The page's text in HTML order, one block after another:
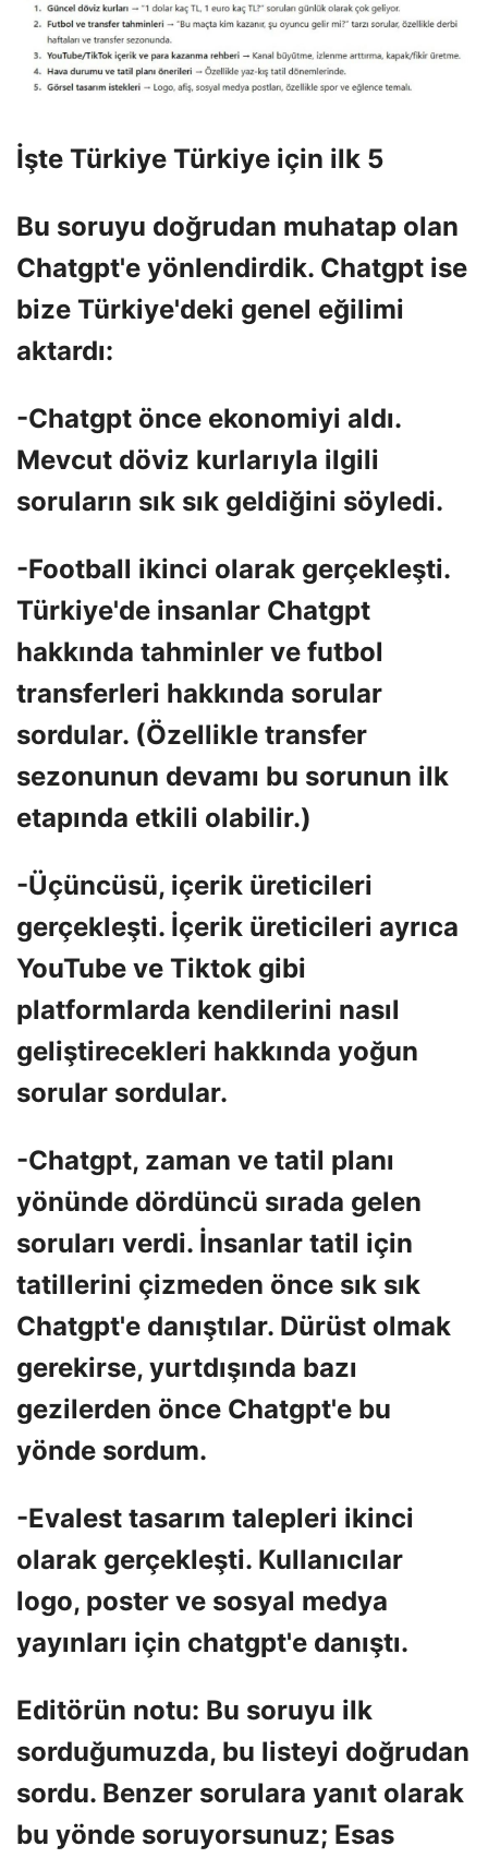
İşte Türkiye Türkiye için ilk 5
Bu soruyu doğrudan muhatap olan
Chatgpt'e yönlendirdik. Chatgpt ise
bize Türkiye'deki genel eğilimi
aktardı:
-Chatgpt önce ekonomiyi aldı.
Mevcut döviz kurlarıyla ilgili
soruların sık sık geldiğini söyledi.
-Football ikinci olarak gerçekleşti.
Türkiye'de insanlar Chatgpt
hakkında tahminler ve futbol
transferleri hakkında sorular
sordular. (Özellikle transfer
sezonunun devamı bu sorunun ilk
etapında etkili olabilir.)
-Üçüncüsü, içerik üreticileri
gerçekleşti. İçerik üreticileri ayrıca
YouTube ve Tiktok gibi
platformlarda kendilerini nasıl
geliştirecekleri hakkında yoğun
sorular sordular.
-Chatgpt, zaman ve tatil planı
yönünde dördüncü sırada gelen
soruları verdi. İnsanlar tatil için
tatillerini çizmeden önce sık sık
Chatgpt'e danıştılar. Dürüst olmak
gerekirse, yurtdışında bazı
gezilerden önce Chatgpt'e bu
yönde sordum.
-Evalest tasarım talepleri ikinci
olarak gerçekleşti. Kullanıcılar
logo, poster ve sosyal medya
yayınları için chatgpt'e danıştı.
Editörün notu: Bu soruyu ilk
sorduğumuzda, bu listeyi doğrudan
sordu. Benzer sorulara yanıt olarak
bu yönde soruyorsunuz; Esas